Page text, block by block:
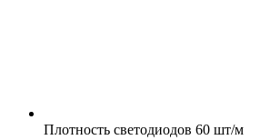
Плотность светодиодов 60 шт/м